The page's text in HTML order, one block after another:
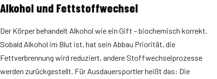
Alkohol und Fettstoffwechsel
Der Körper behandelt Alkohol wie ein Gift – biochemisch korrekt.
Sobald Alkohol im Blut ist, hat sein Abbau Priorität, die
Fettverbrennung wird reduziert, andere Stoffwechselprozesse
werden zurückgestellt. Für Ausdauersportler heißt das: Die